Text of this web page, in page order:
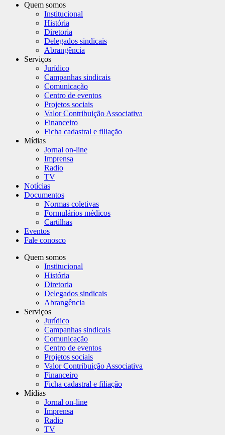
Quem somos
Institucional
História
Diretoria
Delegados sindicais
Abrangência
Serviços
Jurídico
Campanhas sindicais
Comunicação
Centro de eventos
Projetos sociais
Valor Contribuição Associativa
Financeiro
Ficha cadastral e filiação
Mídias
Jornal on-line
Imprensa
Radio
TV
Notícias
Documentos
Normas coletivas
Formulários médicos
Cartilhas
Eventos
Fale conosco
Quem somos
Institucional
História
Diretoria
Delegados sindicais
Abrangência
Serviços
Jurídico
Campanhas sindicais
Comunicação
Centro de eventos
Projetos sociais
Valor Contribuição Associativa
Financeiro
Ficha cadastral e filiação
Mídias
Jornal on-line
Imprensa
Radio
TV